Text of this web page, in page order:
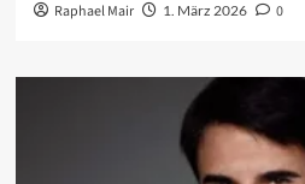
Raphael Mair 1. März 2026 0